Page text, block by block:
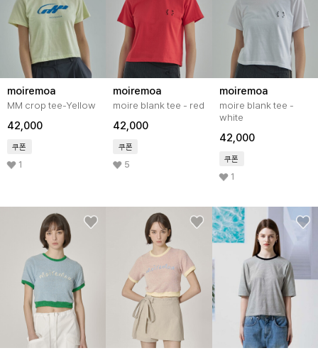
moiremoa
MM crop tee-Yellow
42,000
쿠폰
1
moiremoa
moire blank tee - red
42,000
쿠폰
5
moiremoa
moire blank tee -
white
42,000
쿠폰
1